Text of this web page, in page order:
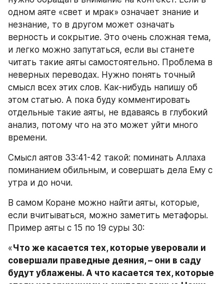
одном аяте «свет и мрак» означает знание и
незнание, то в другом может означать
верность и сокрытие. Это очень сложная тема,
и легко можно запутаться, если вы станете
читать такие аяты самостоятельно. Проблема в
неверных переводах. Нужно понять точный
смысл всех этих слов. Как-нибудь напишу об
этом статью. А пока буду комментировать
отдельные такие аяты, не вдаваясь в глубокий
анализ, потому что на это может уйти много
времени.
Смысл аятов 33:41-42 такой: поминать Аллаха
поминанием обильным, и совершать дела Ему с
утра и до ночи.
В самом Коране можно найти аяты, которые,
если вчитываться, можно заметить метафоры.
Пример аяты с 15 по 19 суры 30:
«Что же касается тех, которые уверовали и
совершали праведные деяния, – они в саду
будут ублажены. А что касается тех, которые